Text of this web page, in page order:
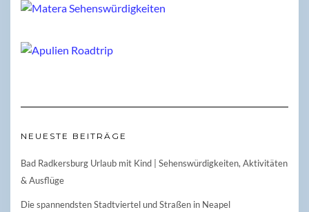
NEUESTE BEITRÄGE
Bad Radkersburg Urlaub mit Kind | Sehenswürdigkeiten, Aktivitäten
& Ausflüge
Die spannendsten Stadtviertel und Straßen in Neapel